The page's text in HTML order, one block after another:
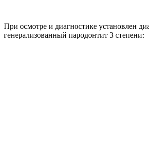
При осмотре и диагностике установлен
генерализованный пародонтит 3 степени: